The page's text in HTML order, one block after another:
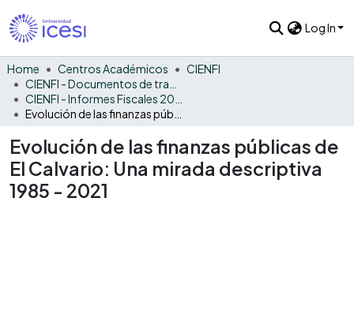
Log In
Home Centros Académicos
CIENFI
Evolución de las finanzas públicas de
El Calvario: Una mirada descriptiva
1985 - 2021